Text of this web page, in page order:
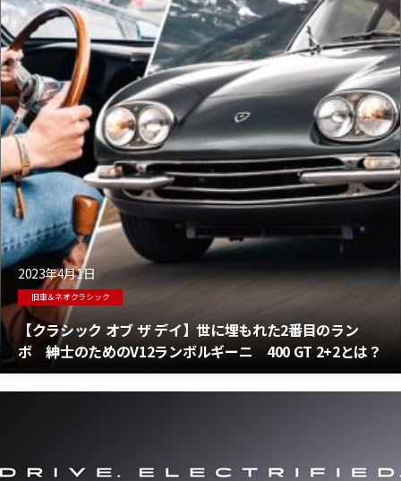
2023年4月1日
旧車＆ネオクラシック
【クラシック オブ ザ デイ】世に埋もれた2番目のラン
ボ 紳士のためのV12ランボルギーニ 400 GT 2+2とは？